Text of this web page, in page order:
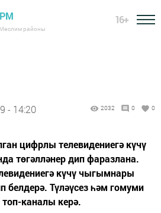
районы
16+
- 14:20 2032 0 0
цифрлы телевидениегә күчү
төгәлләнер дип фаразлана.
күчү чыгымнары
белдерә. Түләүсез һәм гомуми
топ-каналы керә.